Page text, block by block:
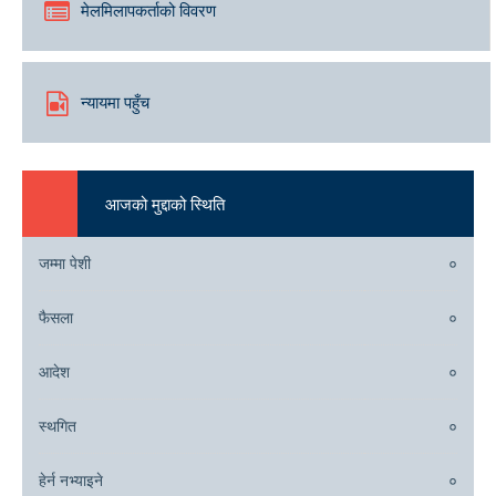
प्रकासित मिति: २०७५/११/२७
लिलाम बढाबढ सम्बन्धी सूचना४
प्रकासित मिति: २०७५/११/२७
मेलमिलापकर्ताको विवरण
न्यायमा पहुँच
आजको मुद्दाको स्थिति
जम्मा पेशी ०
फैसला ०
आदेश ०
स्थगित ०
हेर्न नभ्याइने ०